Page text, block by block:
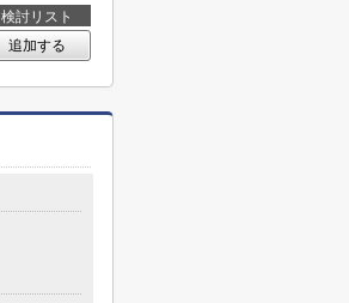
検討リスト
追加する